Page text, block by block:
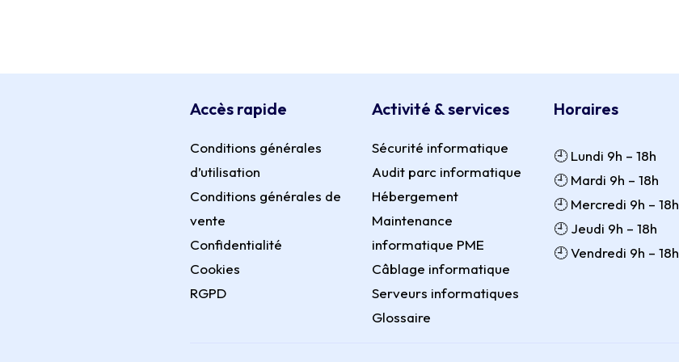
Accès rapide
Conditions générales
d’utilisation
Conditions générales de
vente
Confidentialité
Cookies
RGPD
Activité & services
Sécurité informatique
Audit parc informatique
Hébergement
Maintenance
informatique PME
Câblage informatique
Serveurs informatiques
Glossaire
Horaires
🕘 Lundi 9h – 18h
🕘 Mardi 9h – 18h
🕘 Mercredi 9h – 18h
🕘 Jeudi 9h – 18h
🕘 Vendredi 9h – 18h